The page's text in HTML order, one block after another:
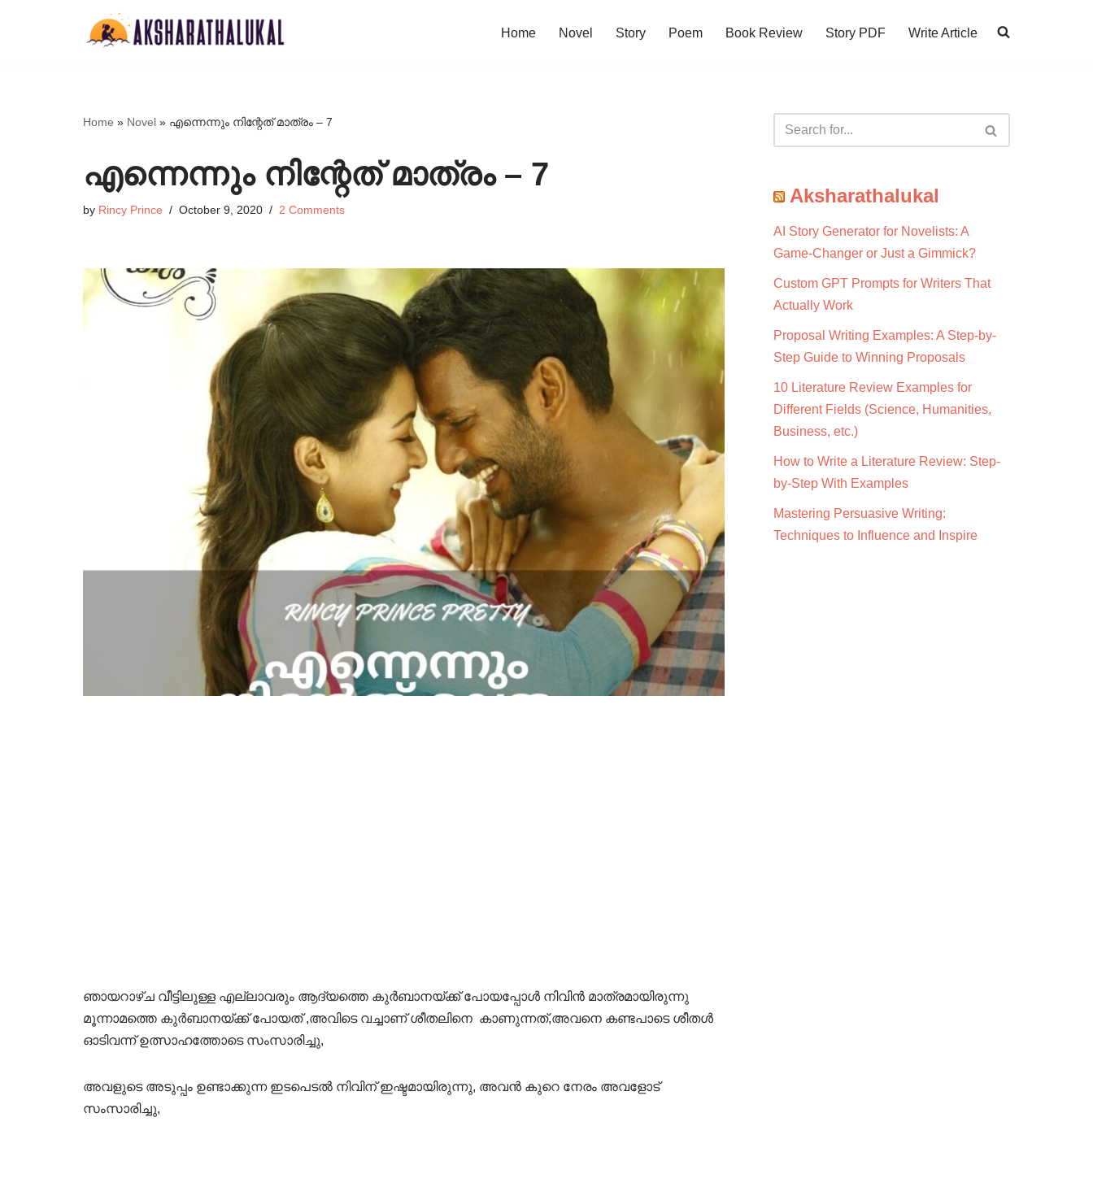
Home Novel Story Poem Book Review Story PDF Write Article
Home » Novel » എന്നെന്നും നിന്റേത് മാത്രം – 7
എന്നെന്നും നിന്റേത് മാത്രം – 7
by Rincy Prince October 9, 2020 2 Comments
ഞായറാഴ്ച വീട്ടിലുള്ള എല്ലാവരും ആദ്യത്തെ കുർബാനയ്ക്ക് പോയപ്പോൾ നിവിൻ മാത്രമായിരുന്നു
മൂന്നാമത്തെ കുർബാനയ്ക്ക് പോയത് ,അവിടെ വച്ചാണ് ശീതലിനെ കാണുന്നത്,അവനെ കണ്ടപാടെ ശീതൾ
ഓടിവന്ന് ഉത്സാഹത്തോടെ സംസാരിച്ചു,
അവളുടെ അടുപ്പം ഉണ്ടാക്കുന്ന ഇടപെടൽ നിവിന് ഇഷ്ടമായിരുന്നു, അവൻ കുറെ നേരം അവളോട്
സംസാരിച്ചു,
Aksharathalukal
AI Story Generator for Novelists: A
Game-Changer or Just a Gimmick?
Custom GPT Prompts for Writers That
Actually Work
Proposal Writing Examples: A Step-by-
Step Guide to Winning Proposals
10 Literature Review Examples for
Different Fields (Science, Humanities,
Business, etc.)
How to Write a Literature Review: Step-
by-Step With Examples
Mastering Persuasive Writing:
Techniques to Influence and Inspire